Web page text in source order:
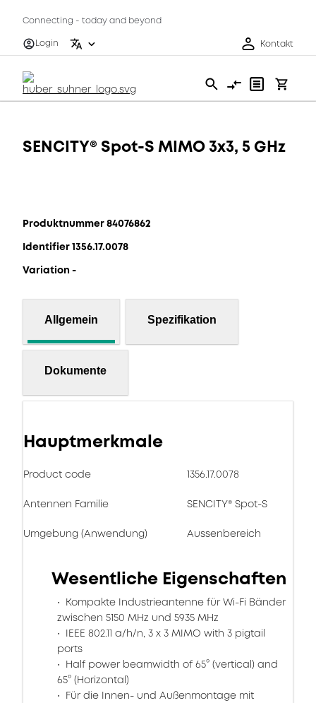
Connecting - today and beyond
Login
Kontakt
SENCITY® Spot-S MIMO 3x3, 5 GHz
Produktnummer 84076862
Identifier 1356.17.0078
Variation -
Allgemein Spezifikation
Dokumente
Hauptmerkmale
Product code 1356.17.0078
Antennen Familie SENCITY® Spot-S
Umgebung (Anwendung) Aussenbereich
Wesentliche Eigenschaften
Kompakte Industrieantenne für Wi-Fi Bänder
zwischen 5150 MHz und 5935 MHz
IEEE 802.11 a/h/n, 3 x 3 MIMO with 3 pigtail
ports
Half power beamwidth of 65° (vertical) and
65° (Horizontal)
Für die Innen- und Außenmontage mit